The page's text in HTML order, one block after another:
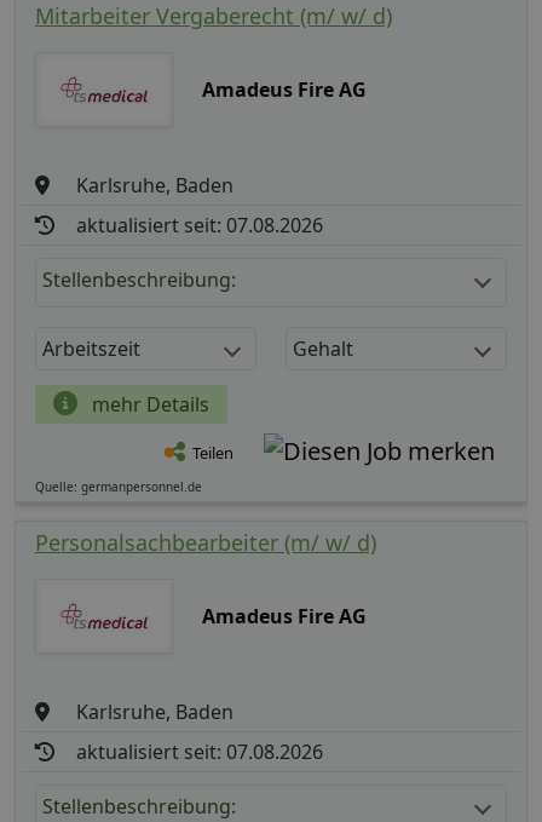
Mitarbeiter Vergaberecht (m/ w/ d)
Amadeus Fire AG
Karlsruhe, Baden
aktualisiert seit: 07.08.2026
Stellenbeschreibung:
Arbeitszeit Gehalt
mehr Details
Teilen
Quelle: germanpersonnel.de
Personalsachbearbeiter (m/ w/ d)
Amadeus Fire AG
Karlsruhe, Baden
aktualisiert seit: 07.08.2026
Stellenbeschreibung: